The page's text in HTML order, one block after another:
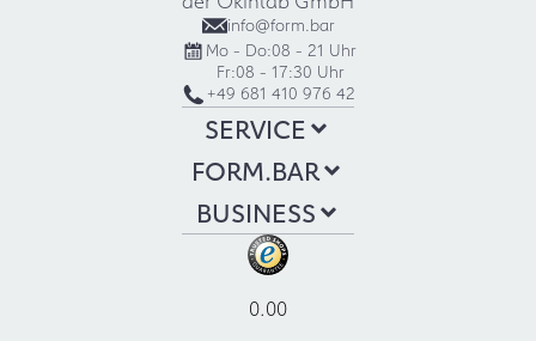
info@form.bar
Mo - Do:08 - 21 Uhr
Fr:08 - 17:30 Uhr
+49 681 410 976 42
SERVICE
FORM.BAR
BUSINESS
0.00